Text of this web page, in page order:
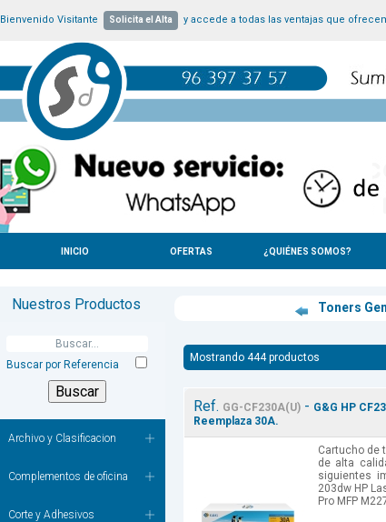
Bienvenido Visitante Solicita el Alta y accede a todas las ventajas que
INICIO OFERTAS ¿QUIÉNES SOMOS?
Nuestros Productos
Buscar por Referencia
Archivo y Clasificacion
Complementos de oficina
Corte y Adhesivos
Toners
Mostrando 444 productos
Ref. GG-CF230A(U) - G&G HP
Reemplaza 30A.
Cartucho de
de alta
siguientes
203dw HP
Pro MFP